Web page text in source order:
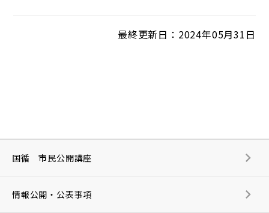
最終更新日：2024年05月31日
国循 市民公開講座
情報公開・公表事項